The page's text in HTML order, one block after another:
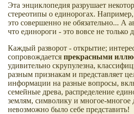
Эта энциклопедия разрушает
стереотипы о единорогах.
это совершенно не обязательно... А
что единороги - это вовсе не только
Каждый разворот - открытие;
сопровождается прекрасными
удивительно скрупулезна,
разным признакам и представляет
информации на разные вопросы,
семейные древа, распределение
землям, символику и многое-многое
невозможно было себе представить!